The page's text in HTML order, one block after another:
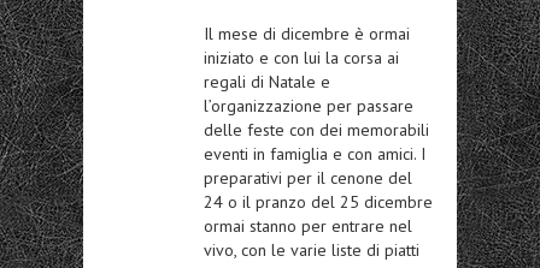
Il mese di dicembre è ormai
iniziato e con lui la corsa ai
regali di Natale e
l’organizzazione per passare
delle feste con dei memorabili
eventi in famiglia e con amici. I
preparativi per il cenone del
24 o il pranzo del 25 dicembre
ormai stanno per entrare nel
vivo, con le varie liste di piatti